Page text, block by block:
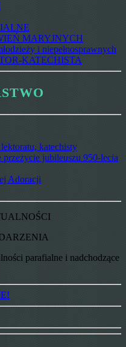
MARYJNYCH
i niepełnosprawnych
KATECHISTA
katechisty
jubileuszu 950-lecia
Adoracji
parafialne i nadchodzące